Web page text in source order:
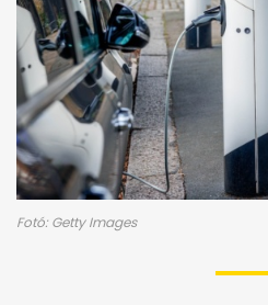
Fotó: Getty Images